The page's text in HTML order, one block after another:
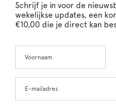
Schrijf je in voor de
wekelijkse updates, een
€10,00 die je direct kan
this